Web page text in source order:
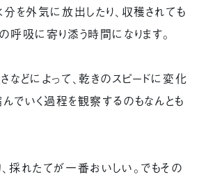
を外気に放出したり、収穫されても
呼吸に寄り添う時間になります。
などによって、乾きのスピードに変化
んでいく過程を観察するのもなんとも
採れたてが一番おいしい。でもその